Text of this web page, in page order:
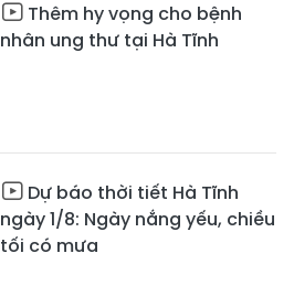
Thêm hy vọng cho bệnh
nhân ung thư tại Hà Tĩnh
Dự báo thời tiết Hà Tĩnh
ngày 1/8: Ngày nắng yếu, chiều
tối có mưa